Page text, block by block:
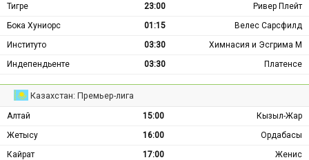
Тигре
23:00
Ривер Плейт
Бока Хуниорс
01:15
Велес Сарсфилд
Институто
03:30
Химнасия и Эсгрима М
Индепендьенте
03:30 Платенсе
Казахстан: Премьер-лига
Алтай 15:00
Кызыл-Жар
Жетысу
16:00
Ордабасы
Кайрат
17:00
Женис